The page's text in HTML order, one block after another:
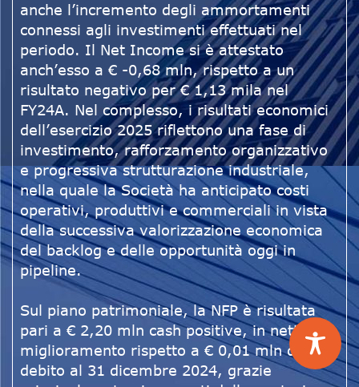
anche l’incremento degli ammortamenti
connessi agli investimenti effettuati nel
periodo. Il Net Income si è attestato
anch’esso a € -0,68 mln, rispetto a un
risultato negativo per € 1,13 mila nel
FY24A. Nel complesso, i risultati economici
dell’esercizio 2025 riflettono una fase di
investimento, rafforzamento organizzativo
e progressiva strutturazione industriale,
nella quale la Società ha anticipato costi
operativi, produttivi e commerciali in vista
della successiva valorizzazione economica
del backlog e delle opportunità oggi in
pipeline.
Sul piano patrimoniale, la NFP è risultata
pari a € 2,20 mln cash positive, in netto
miglioramento rispetto a € 0,01 mln di
debito al 31 dicembre 2024, grazie